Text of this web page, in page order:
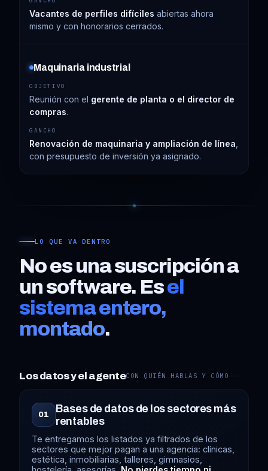
Vacantes de perfiles difíciles abiertas ahora
mismo y con honorarios cerrados.
Maquinaria industrial
Reunión con el gerente de planta o el director de
compras.
Renovación de maquinaria y ampliación de línea
con presupuesto de inversión ya asignado.
LO QUE VA DENTRO
No es una suscripción a
un software. Esel
sistema entero,
montado.
Los datos y el agenteCON QUIÉN HABLAS Y CÓMO
01
Bases de datos de los sectores más
rentables
Te entregamos los listados ya filtrados de los
sectores que mejor pagan a una agencia: clínicas,
estética, inmobiliarias, talleres, gimnasios,